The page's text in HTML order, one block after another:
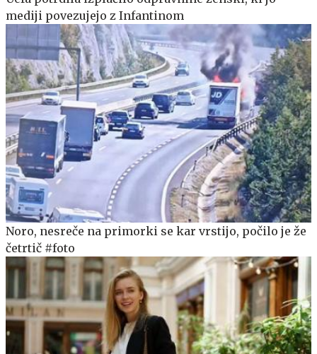
mediji povezujejo z Infantinom
Noro, nesreče na primorki se kar vrstijo, počilo je že
četrtič #foto